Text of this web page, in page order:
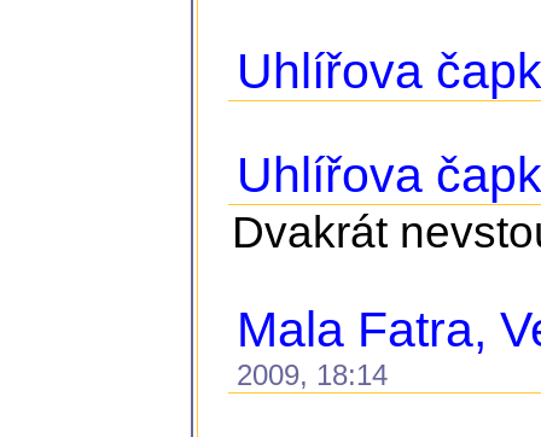
Uhlířova
Uhlířova
Dvakrát
Mala Fatra,
2009, 18:14